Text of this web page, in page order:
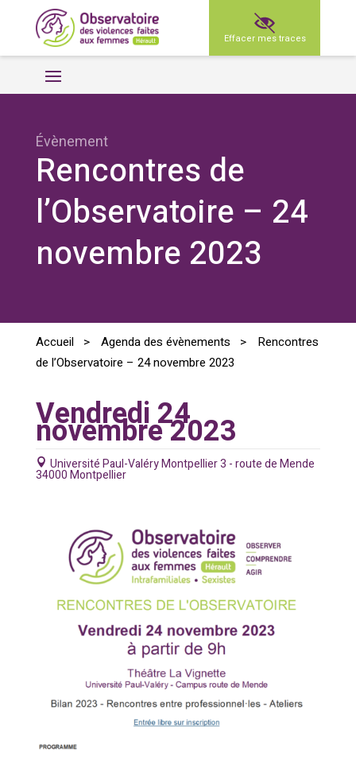
Effacer mes traces
Évènement
Rencontres de
l’Observatoire – 24
novembre 2023
Accueil > Agenda des évènements >
Rencontres
de l’Observatoire – 24 novembre 2023
Vendredi 24
novembre 2023
Université Paul-Valéry Montpellier 3 - route de Mende
34000 Montpellier